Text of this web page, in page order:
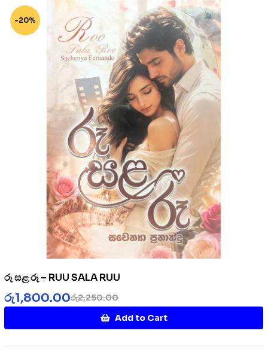
-20%
රූ සළ රූ – RUU SALA RUU
රු2,250.00
රු1,800.00
Add to Cart